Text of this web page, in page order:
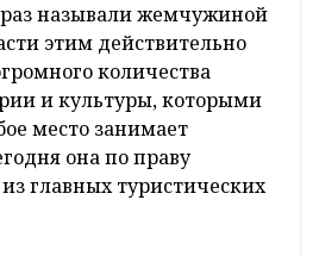
называли жемчужиной
этим действительно
количества
и культуры, которыми
место занимает
она по праву
главных туристических